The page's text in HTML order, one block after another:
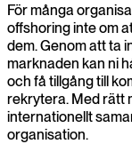
För många
offshoring inte om
dem. Genom att ta
marknaden kan ni
och få tillgång till
rekrytera. Med rätt
internationellt
organisation.